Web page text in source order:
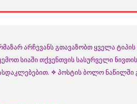
არჩევანს გთავაზობთ ყველა
სიაში თქვენთვის სასურველი
✧ პოსტის ბოლო ნაწილში